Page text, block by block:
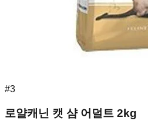
#3
로얄캐닌 캣 샴 어덜트 2kg